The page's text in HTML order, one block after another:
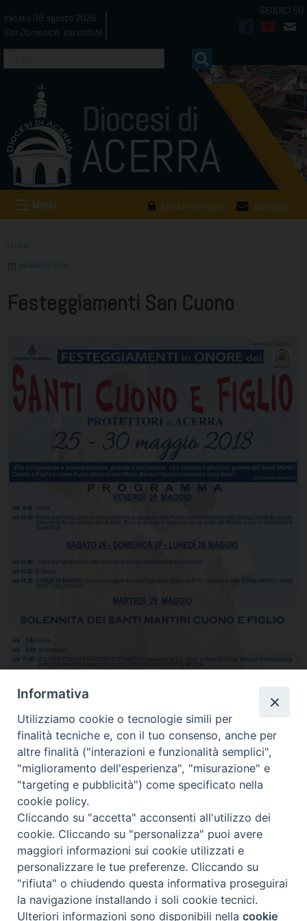
to
content
sabato 08 agosto 2026
San Domenico, sacerdote
AREA RISERVATA WEBMAIL
Menu
EVENTI
28 MAGGIO 2018
Festeggiamenti San Cuono
Condividi…
Piazza Duomo 7 - 80011 Acerra (NA) - Tel/Fax 081 5209329 -
ced@diocesiacerra.it © 2019 Diocesi di Acerra
Informativa
Utilizziamo cookie o tecnologie simili per
finalità tecniche e, con il tuo consenso, anche per
altre finalità ("interazioni e funzionalità semplici",
"miglioramento dell'esperienza", "misurazione" e
"targeting e pubblicità") come specificato nella
cookie policy.
Cliccando su "accetta" acconsenti all'utilizzo dei
cookie. Cliccando su "personalizza" puoi avere
maggiori informazioni sui cookie utilizzati e
personalizzare le tue preferenze. Cliccando su
"rifiuta" o chiudendo questa informativa proseguirai
la navigazione installando i soli cookie tecnici.
Ulteriori informazioni sono disponibili nellacookie